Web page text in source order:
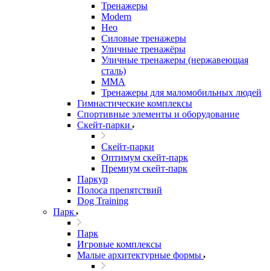
Тренажеры
Modern
Нео
Силовые тренажеры
Уличные тренажёры
Уличные тренажеры (нержавеющая
сталь)
ММА
Тренажеры для маломобильных людей
Гимнастические комплексы
Спортивные элементы и оборудование
Скейт-парки
Скейт-парки
Оптимум скейт-парк
Премиум скейт-парк
Паркур
Полоса препятствий
Dog Training
Парк
Парк
Игровые комплексы
Малые архитектурные формы